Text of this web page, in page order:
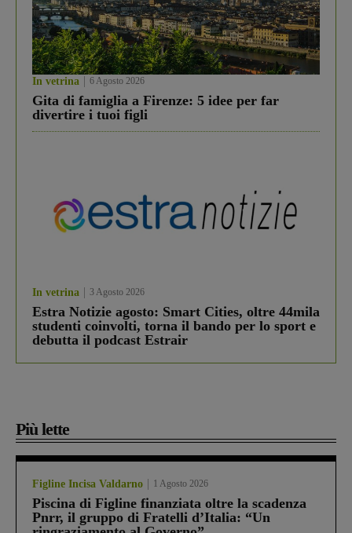
In vetrina 6 Agosto 2026
Gita di famiglia a Firenze: 5 idee per far
divertire i tuoi figli
In vetrina 3 Agosto 2026
Estra Notizie agosto: Smart Cities, oltre 44mila
studenti coinvolti, torna il bando per lo sport e
debutta il podcast Estrair
Più lette
Figline Incisa Valdarno 1 Agosto 2026
Piscina di Figline finanziata oltre la scadenza
Pnrr, il gruppo di Fratelli d’Italia: “Un